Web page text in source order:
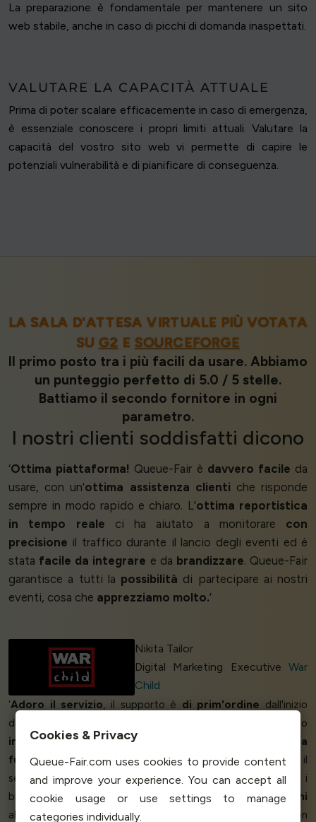
La preparazione è fondamentale per mantenere un sito
web stabile, anche in caso di picchi di domanda inaspettati.
VALUTARE LA CAPACITÀ ATTUALE
Prima di poter scalare efficacemente in caso di emergenza,
è essenziale conoscere i propri limiti attuali. Valutare la
capacità del vostro sito web vi permette di capire le
potenziali vulnerabilità e di pianificare di conseguenza.
LA SALA D'ATTESA VIRTUALE PIÙ VOTATA
SUG2 E SOURCEFORGE
Il primo posto tra i più facili da usare. Abbiamo
un punteggio perfetto di 5.0 / 5 stelle.
Battiamo il secondo fornitore in ogni
parametro.
I nostri clienti soddisfatti dicono
‘Ottima piattaforma! Queue-Fair è davvero facile da
usare, con un'ottima assistenza clienti che risponde
sempre in modo rapido e chiaro. L'ottima reportistica
in tempo reale ci ha aiutato a monitorare con
precisione il traffico durante il lancio degli eventi ed è
stata facile da integrare e da brandizzare. Queue-Fair
garantisce a tutti la possibilità di partecipare ai nostri
eventi, cosa che apprezziamo molto.’
Nikita Tailor
Digital Marketing Executive War
Child
‘Adoro il servizio, il supporto è di prim'ordine dall'inizio
dell'evento fino alla fine. Il nostro evento è stato completato
in modo impeccabilegrazie a Queue-Fair, e tutto
ha
funzionato più che bene 👍 Siamofelici diaver scelto il
servizio Queue-Fair. Queue-Fair ci ha permesso di vendere i
biglietti online per lo spettacolosenza subire danni
all'infrastruttura e senza andare in tilt. Non c'è nulla che non
Cookies & Privacy
Queue-Fair.com uses cookies to provide content
and improve your experience. You can accept all
cookie usage or use settings to manage
categories individually.